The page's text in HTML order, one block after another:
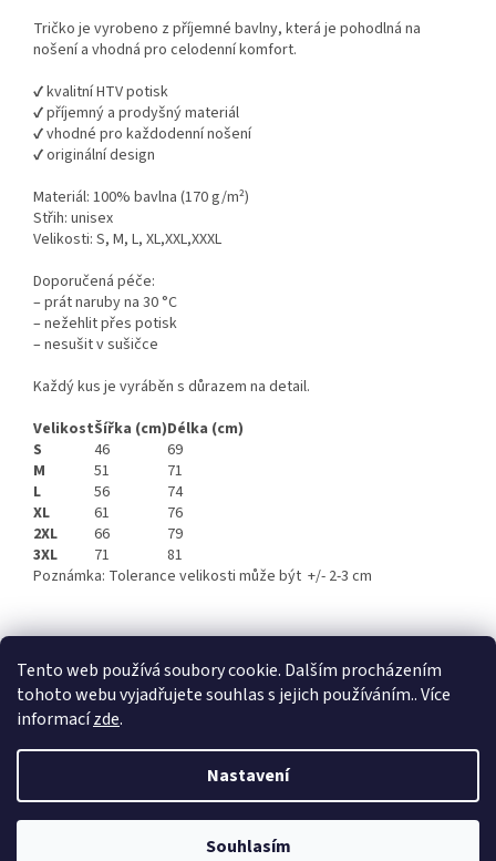
Tento web používá soubory cookie. Dalším procházením
tohoto webu vyjadřujete souhlas s jejich používáním.. Více
informacízde.
Nastavení
Souhlasím
Tričko je vyrobeno z příjemné bavlny, která je pohodlná na
nošení a vhodná pro celodenní komfort.
✔ kvalitní HTV potisk
✔ příjemný a prodyšný materiál
✔ vhodné pro každodenní nošení
✔ originální design
Materiál: 100% bavlna (170 g/m²)
Střih: unisex
Velikosti: S, M, L, XL,XXL,XXXL
Doporučená péče:
– prát naruby na 30 °C
– nežehlit přes potisk
– nesušit v sušičce
Každý kus je vyráběn s důrazem na detail.
VelikostŠířka (cm)Délka (cm)
S
46
69
M
51
71
L
56
74
XL
61
76
2XL
66
79
3XL
71
81
Poznámka: Tolerance velikosti může být +/- 2-3 cm
Z
Retro-Darky.cz Krowki.cz
Vytvořil Shoptet
Cedule-Cedulky.cz. Všechna práva vyhrazena.